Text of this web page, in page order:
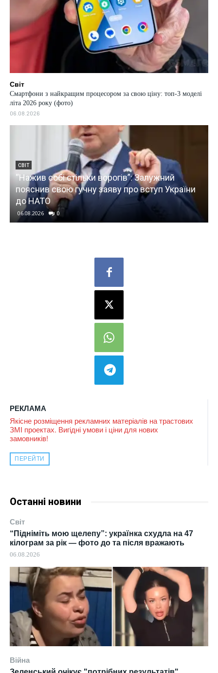
РЕКЛАМА
Якісне розміщення рекламних матеріалів на трастових
ЗМІ проектах. Вигідні умови і ціни для нових
замовників!
ПЕРЕЙТИ
Останні новини
Світ
“Підніміть мою щелепу”: українка схудла на 47
кілограм за рік — фото до та після вражають
06.08.2026
Війна
Світ
Смартфони з найкращим процесором за свою ціну: топ-3 моделі
літа 2026 року (фото)
06.08.2026
СВІТ
Смартфони з найкращим процесором за свою
ціну: топ-3 моделі літа 2026 року (фото)
06.08.2026 0